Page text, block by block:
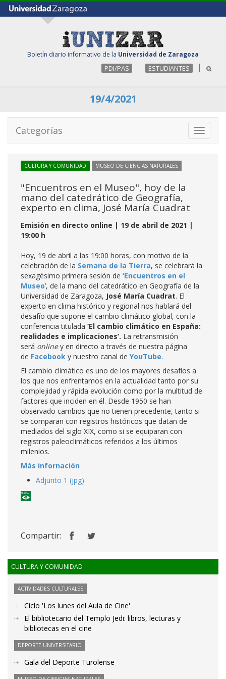
Boletín diario informativo de la Universidad de Zaragoza
PDI/PAS ESTUDIANTES
19/4/2021
Toggle
Categorías
CULTURA Y COMUNIDAD MUSEO DE CIENCIAS NATURALES
"Encuentros en el Museo", hoy de la
mano del catedrático de Geografía,
experto en clima, José María Cuadrat
Emisión en directo online | 19 de abril de 2021 |
19:00 h
Hoy, 19 de abril a las 19:00 horas, con motivo de la
celebración de la Semana de la Tierra, se celebrará la
sexagésimo primera sesión de ‘Encuentros en el
Museo’, de la mano del catedrático en Geografía de la
Universidad de Zaragoza, José María Cuadrat. El
experto en clima histórico y regional nos hablará del
desafío que supone el cambio climático global, con la
conferencia titulada ‘El cambio climático en España:
realidades e implicaciones’. La retransmisión
será onliney en directo a través de nuestra página
de Facebook y nuestro canal de YouTube.
El cambio climático es uno de los mayores desafíos a
los que nos enfrentamos en la actualidad tanto por su
complejidad y rápida evolución como por la multitud de
factores que inciden en él. Desde 1950 se han
observado cambios que no tienen precedente, tanto si
se comparan con registros históricos que datan de
mediados del siglo XIX, como si se equiparan con
registros paleoclimáticos referidos a los últimos
milenios.
Más infornación
Adjunto 1 (jpg)
Compartir:
CULTURA Y COMUNIDAD
ACTIVIDADES CULTURALES
Ciclo 'Los lunes del Aula de Cine'
El bibliotecario del Templo Jedi: libros, lecturas y
bibliotecas en el cine
DEPORTE UNIVERSITARIO
Gala del Deporte Turolense